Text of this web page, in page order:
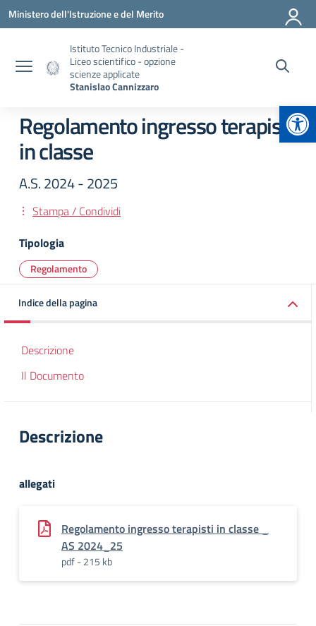
Vai ai contenuti
Vai al menu di navigazione
Vai al footer
Ministero dell'Istruzione e del Merito
Istituto Tecnico Industriale -
Liceo scientifico - opzione
scienze applicate
Stanislao Cannizzaro
Regolamento ingresso terapisti
in classe
A.S. 2024 - 2025
Stampa / Condividi
Tipologia
Regolamento
Indice della pagina
Descrizione
Il Documento
Descrizione
allegati
Regolamento ingresso terapisti in classe _
AS 2024_25
pdf - 215 kb